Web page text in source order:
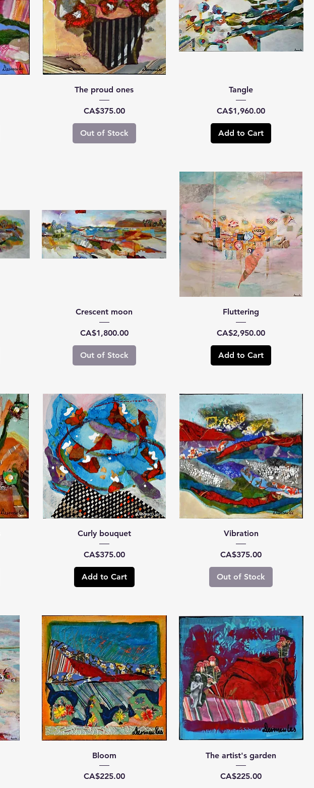
The proud ones
Price
CA$375.00
Out of Stock
Tangle
Price
CA$1,960.00
Add to Cart
Crescent moon
Price
CA$1,800.00
Out of Stock
Fluttering
Price
CA$2,950.00
Add to Cart
Curly bouquet
Price
CA$375.00
Add to Cart
Vibration
Price
CA$375.00
Out of Stock
Bloom
Price
CA$225.00
The artist's garden
Price
CA$225.00